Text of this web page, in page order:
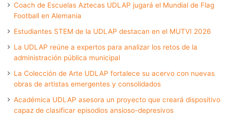
Coach de Escuelas Aztecas UDLAP jugará el Mundial de Flag
Football en Alemania
Estudiantes STEM de la UDLAP destacan en el MUTVI 2026
La UDLAP reúne a expertos para analizar los retos de la
administración pública municipal
La Colección de Arte UDLAP fortalece su acervo con nuevas
obras de artistas emergentes y consolidados
Académica UDLAP asesora un proyecto que creará dispositivo
capaz de clasificar episodios ansioso-depresivos